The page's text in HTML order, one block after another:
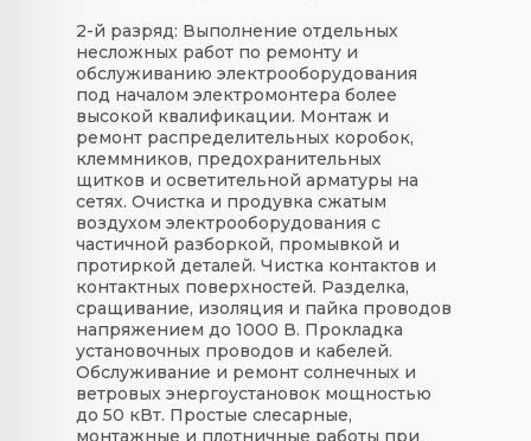
2-й разряд: Выполнение отдельных
несложных работ по ремонту и
обслуживанию электрооборудования
под началом электромонтера более
высокой квалификации. Монтаж и
ремонт распределительных коробок,
клеммников, предохранительных
щитков и осветительной арматуры на
сетях. Очистка и продувка сжатым
воздухом электрооборудования с
частичной разборкой, промывкой и
протиркой деталей. Чистка контактов и
контактных поверхностей. Разделка,
сращивание, изоляция и пайка проводов
напряжением до 1000 В. Прокладка
установочных проводов и кабелей.
Обслуживание и ремонт солнечных и
ветровых энергоустановок мощностью
до 50 кВт. Простые слесарные,
монтажные и плотничные работы при